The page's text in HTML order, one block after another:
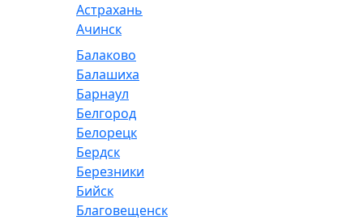
Астрахань
Ачинск
Балаково
Балашиха
Барнаул
Белгород
Белорецк
Бердск
Березники
Бийск
Благовещенск